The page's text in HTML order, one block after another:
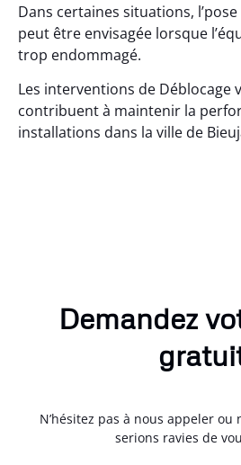
Dans certaines situations,
peut être envisagée lorsque
trop endommagé.
Les interventions de Déblocage
contribuent à maintenir la
installations dans la ville de
Demandez
N’hésitez pas à nous appeler ou
serions ravies de